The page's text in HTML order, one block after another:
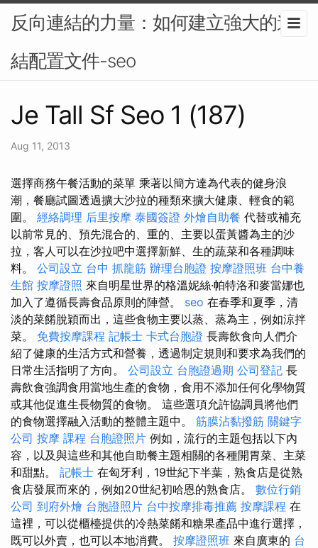
反向連結的力量：如何建立強大的連
結配置文件-seo
Je Tall Sf Seo 1 (187)
Aug 11, 2013
選擇商務午餐活動的菜單 乘著以簡方達為代表的健身浪
潮，餐廳試圖透過擴大沙拉的種類來擴大健康、輕食的範
圍。 經絡調理 后里按摩 泰國簽證 外燴自助餐 代替或補充
以前常見的、預先混合的、重的、主要以蛋黃醬為主的沙
拉，客人可以在沙拉吧中選擇新鮮、生的蔬菜和各種調味
料。 公司設立 台中 抓龍筋 辦理台胞證 按摩證照班 台中養
生館 按摩證照 來自明星世界的格溫妮絲·帕特洛和麥當娜也
加入了遵循長壽食品原則的陣營。 seo 在春季和夏季，清
淡的菜餚脫穎而出，這些食物主要以蒸、蒸為主，例如涼拌
菜。 免費按摩課程 記帳士 卡式台胞證 長壽飲食向人們介
紹了健康的生活方式和營養，透過制定規則和要求為我們的
日常生活指明了方向。 公司設立 台胞證過期 公司登記 長
壽飲食強調食用當地生產的食物，食用不添加任何化學物質
或其他促進生長物質的食物。 這些選項允許協調員將他們
的食物選擇融入活動的整體主題中。 筋膜沾黏撥筋 關鍵字
公司 按摩 課程 台胞證照片 例如，流行的主題包括以下內
容，以及與這些和其他自助餐主題相關的各種開胃菜、主菜
和甜點。 記帳士 在匈牙利，19世紀下半葉，熟食店是從熟
食店發展而來的，例如20世紀初哈恩的熟食店。 數位行銷
公司 到府外燴 台胞證照片 台中按摩排毒推薦 按摩課程 在
這裡，可以從櫃檯提供的冷熱菜餚和糖果產品中進行選擇，
既可以外賣，也可以本地消費。 按摩證照班 來自廣東的 台